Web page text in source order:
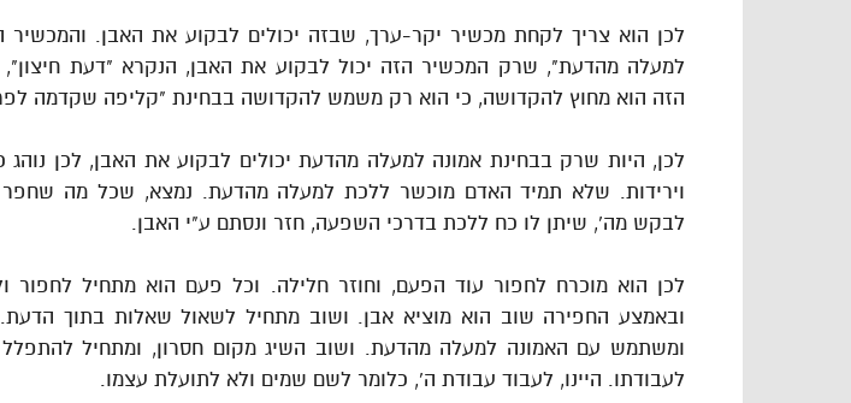
לכן הוא צריך לקחת מכשיר יקר-ערך, שבזה יכולים לבקוע את האבן. והמכשיר
למעלה מהדעת", שרק המכשיר הזה יכול לבקוע את האבן, הנקרא "דעת
הזה הוא מחוץ להקדושה, כי הוא רק משמש להקדושה בבחינת "קליפה שקדמה
לכן, היות שרק בבחינת אמונה למעלה מהדעת יכולים לבקוע את האבן, לכן נוהג
וירידות. שלא תמיד האדם מוכשר ללכת למעלה מהדעת. נמצא, שכל מה שחפר
לבקש מה', שיתן לו כח ללכת בדרכי השפעה, חזר ונסתם ע"י האבן.
לכן הוא מוכרח לחפור עוד הפעם, וחוזר חלילה. וכל פעם הוא מתחיל לחפור
ובאמצע החפירה שוב הוא מוציא אבן. ושוב מתחיל לשאול שאלות בתוך
ומשתמש עם האמונה למעלה מהדעת. ושוב השיג מקום חסרון, ומתחיל
לעבודתו. היינו, לעבוד עבודת ה', כלומר לשם שמים ולא לתועלת עצמו.